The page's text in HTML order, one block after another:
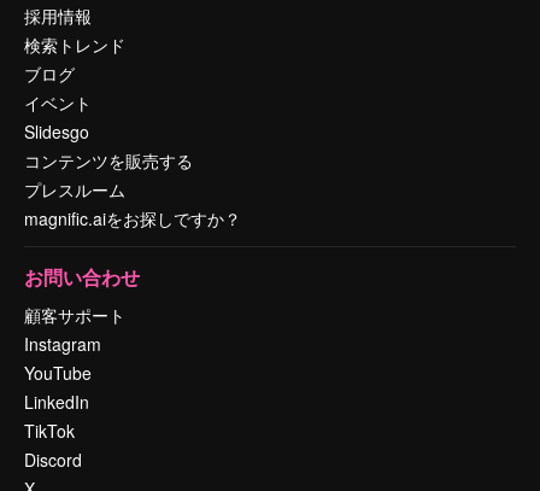
採用情報
検索トレンド
ブログ
イベント
Slidesgo
コンテンツを販売する
プレスルーム
magnific.aiをお探しですか？
お問い合わせ
顧客サポート
Instagram
YouTube
LinkedIn
TikTok
Discord